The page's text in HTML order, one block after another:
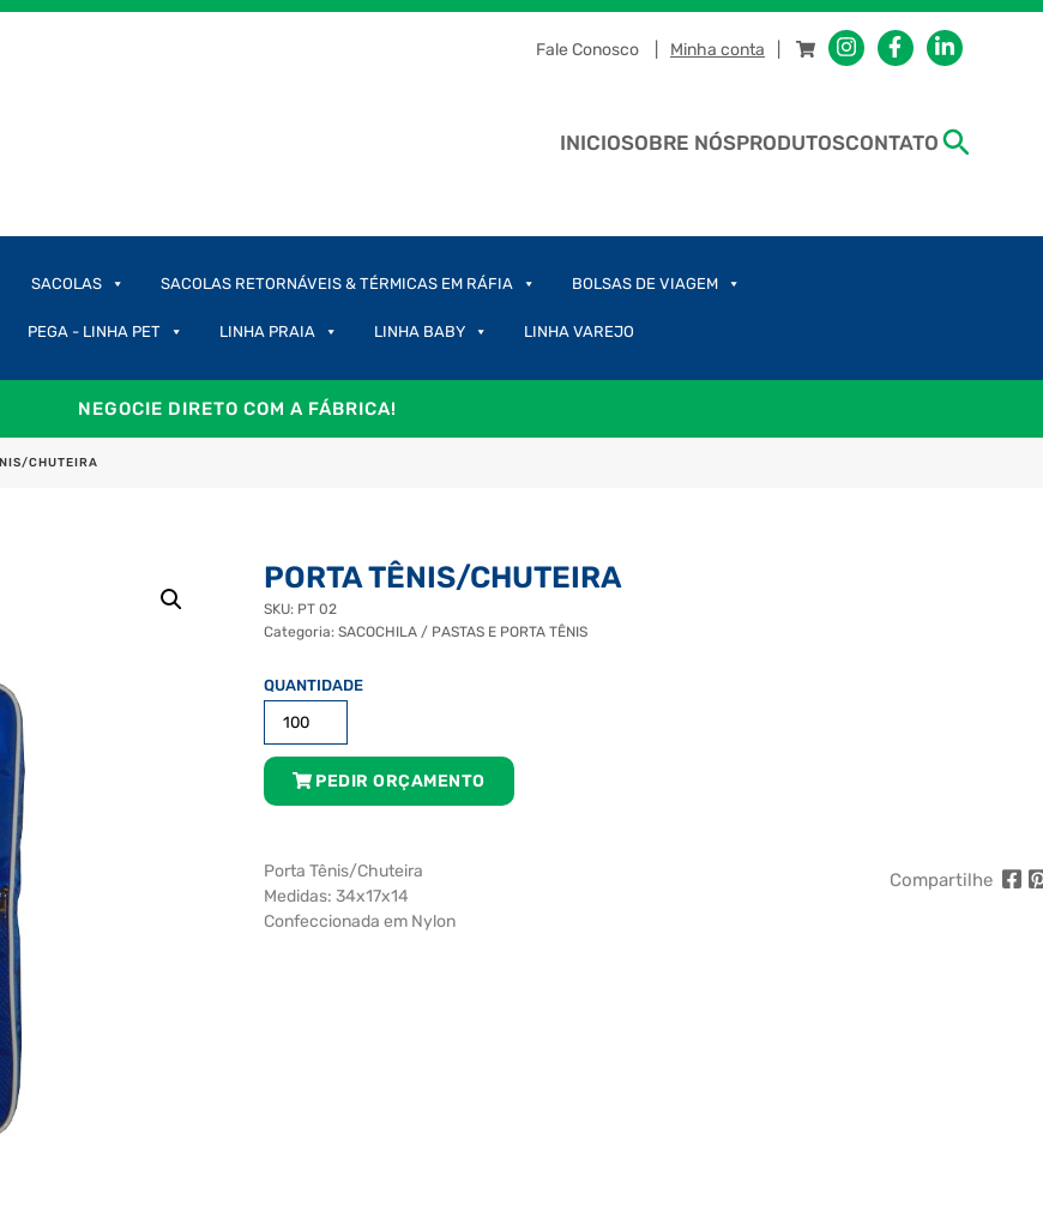
Fale Conosco Minha conta
INICIOSOBRE NÓSPRODUTOSCONTATO
SACOLAS SACOLAS RETORNÁVEIS & TÉRMICAS EM RÁFIA BOLSAS DE VIAGEM
PEGA - LINHA PET LINHA PRAIA LINHA BABY LINHA VAREJO
NEGOCIE DIRETO COM A FÁBRICA!
CHUTEIRA
PORTA TÊNIS/CHUTEIRA
SKU: PT 02
Categoria: SACOCHILA / PASTAS E PORTA TÊNIS
Tênis/Chuteira
quantidade
PEDIR ORÇAMENTO
Porta Tênis/Chuteira
Medidas: 34x17x14
Confeccionada em Nylon
Compartilhe